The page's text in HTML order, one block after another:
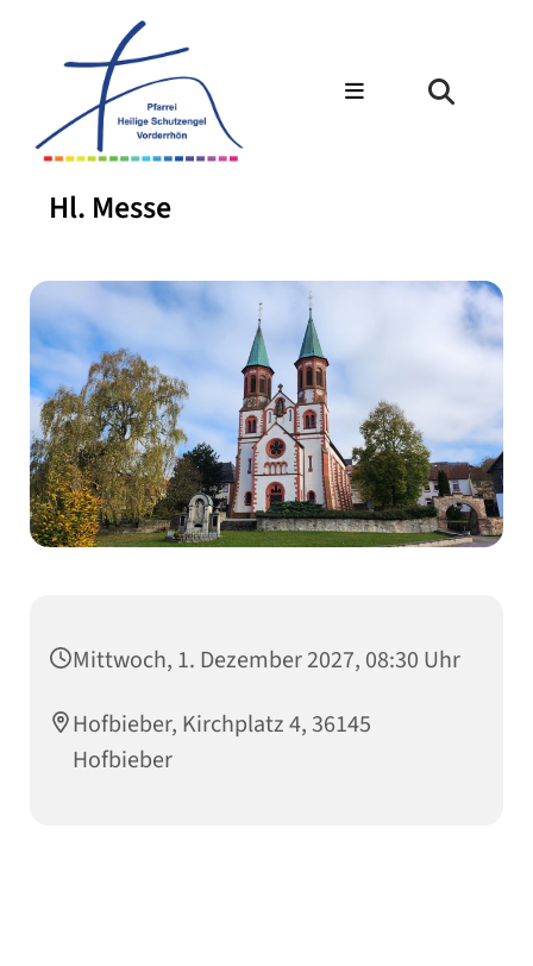
Hl. Messe
Mittwoch, 1. Dezember 2027, 08:30 Uhr
Hofbieber, Kirchplatz 4, 36145
Hofbieber